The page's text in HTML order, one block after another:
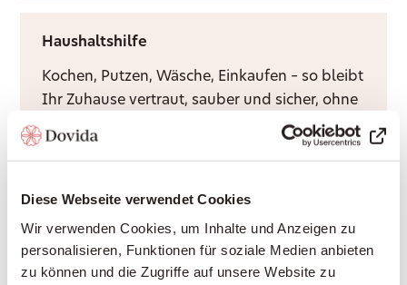
Diese Webseite verwendet Cookies
Wir verwenden Cookies, um Inhalte und Anzeigen zu
personalisieren, Funktionen für soziale Medien anbieten
zu können und die Zugriffe auf unsere Website zu
Haushaltshilfe
Kochen, Putzen, Wäsche, Einkaufen – so bleibt
Ihr Zuhause vertraut, sauber und sicher, ohne
dass Sie es allein bewältigen müssen.
Demenzbetreuung
Eine feste, geduldige Betreuungsperson, die
Struktur, Sicherheit und Vertrautheit in den